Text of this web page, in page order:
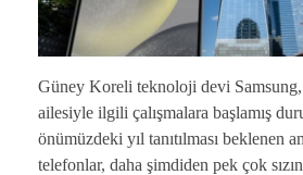
Güney Koreli teknoloji devi Samsung,
ailesiyle ilgili çalışmalara başlamış
önümüzdeki yıl tanıtılması beklenen
telefonlar, daha şimdiden pek çok